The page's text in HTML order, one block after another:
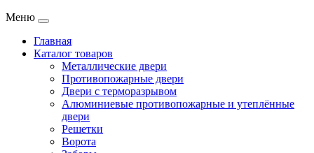
Меню
Главная
Каталог товаров
Металлические двери
Противопожарные двери
Двери с терморазрывом
Алюминиевые противопожарные и утеплённые
двери
Решетки
Ворота